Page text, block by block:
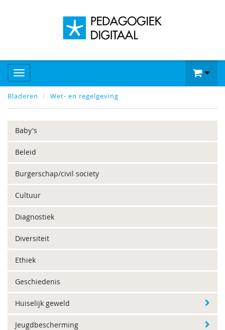
Bladeren Wet- en regelgeving
Baby's
Beleid
Burgerschap/civil society
Cultuur
Diagnostiek
Diversiteit
Ethiek
Geschiedenis
Huiselijk geweld
Jeugdbescherming